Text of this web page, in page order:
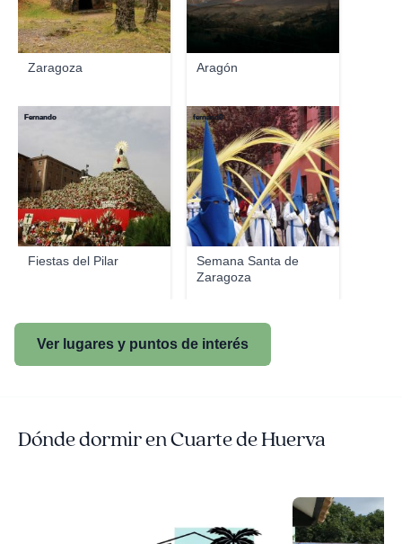
Zaragoza Aragón
Fiestas del Pilar
Fernando
Semana Santa de
Zaragoza
fernand0
Ver lugares y puntos de interés
Dónde dormir en Cuarte de Huerva